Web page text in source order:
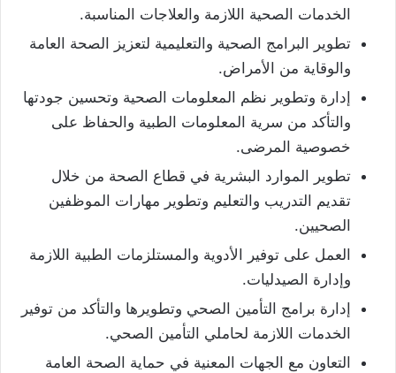
الخدمات الصحية اللازمة والعلاجات المناسبة.
تطوير البرامج الصحية والتعليمية لتعزيز الصحة العامة
والوقاية من الأمراض.
إدارة وتطوير نظم المعلومات الصحية وتحسين جودتها
والتأكد من سرية المعلومات الطبية والحفاظ على
خصوصية المرضى.
تطوير الموارد البشرية في قطاع الصحة من خلال
تقديم التدريب والتعليم وتطوير مهارات الموظفين
الصحيين.
العمل على توفير الأدوية والمستلزمات الطبية اللازمة
وإدارة الصيدليات.
إدارة برامج التأمين الصحي وتطويرها والتأكد من توفير
الخدمات اللازمة لحاملي التأمين الصحي.
التعاون مع الجهات المعنية في حماية الصحة العامة